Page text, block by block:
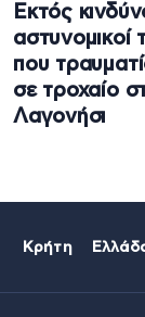
Εκτός
αστυνομικοί
που
σε τροχαίο
Λαγονήσι
Κρήτη